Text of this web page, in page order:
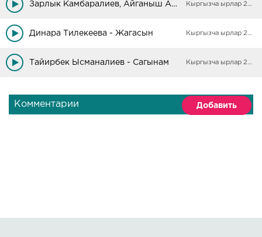
Зарлык Камбаралиев, Айганыш Абдиева - Сен менде ганасын Кыргызча ырлар 2025
Динара Тилекеева - Жагасын Кыргызча ырлар 2025
Тайирбек Ысманалиев - Сагынам Кыргызча ырлар 2025
Комментарии Добавить